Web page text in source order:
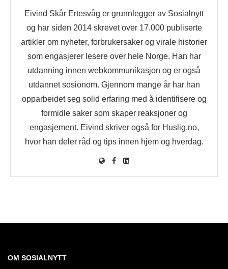
Eivind Skår Ertesvåg er grunnlegger av Sosialnytt
og har siden 2014 skrevet over 17.000 publiserte
artikler om nyheter, forbrukersaker og virale historier
som engasjerer lesere over hele Norge. Han har
utdanning innen webkommunikasjon og er også
utdannet sosionom. Gjennom mange år har han
opparbeidet seg solid erfaring med å identifisere og
formidle saker som skaper reaksjoner og
engasjement. Eivind skriver også for Huslig.no,
hvor han deler råd og tips innen hjem og hverdag.
OM SOSIALNYTT